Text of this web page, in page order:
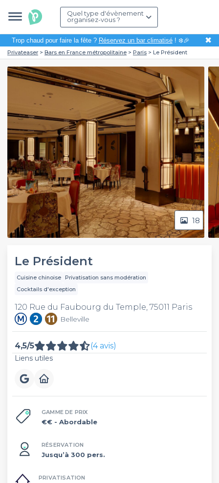
Quel type d'évènement
organisez-vous ?
Trop chaud pour faire la fête ? Réservez un bar climatisé! ❄️🎉 ✖
Privateaser Bars en France métropolitaine Paris Le Président
18
Le Président
Cuisine chinoise
Privatisation sans modération
Cocktails d'exception
120 Rue du Faubourg du Temple, 75011 Paris
Belleville
4,5/5 (4 avis)
Liens utiles
GAMME DE PRIX
€€ - Abordable
RÉSERVATION
Jusqu’à 300 pers.
PRIVATISATION